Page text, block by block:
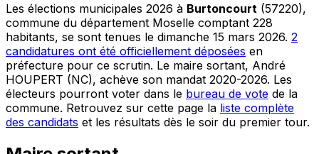
Les élections municipales 2026 à Burtoncourt (57220),
commune du département Moselle comptant 228
habitants, se sont tenues le dimanche 15 mars 2026. 2
candidatures ont été officiellement déposées en
préfecture pour ce scrutin. Le maire sortant, André
HOUPERT (NC), achève son mandat 2020-2026. Les
électeurs pourront voter dans le bureau de vote de la
commune. Retrouvez sur cette page la liste complète
des candidats et les résultats dès le soir du premier tour.